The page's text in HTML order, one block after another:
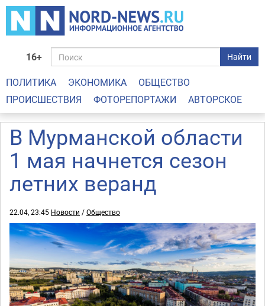
16+ Найти
ПОЛИТИКА ЭКОНОМИКА
ОБЩЕСТВО
ПРОИСШЕСТВИЯ
ФОТОРЕПОРТАЖИ АВТОРСКОЕ
В Мурманской области
1 мая начнется сезон
летних веранд
22.04, 23:45 Новости /Общество